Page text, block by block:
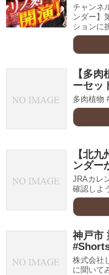
チャンネ
ンダー】
ションに
【多
ーセッ
多肉植物
【北
ンダー
JRAカレ
確認しよ
神戸市
株式会社
に聞いて